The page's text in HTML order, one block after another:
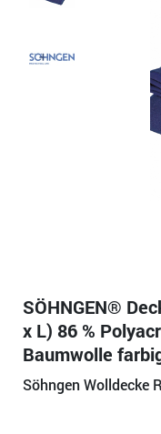
SÖHNGEN®
x L) 86 %
Baumwolle
Söhngen Wolldecke